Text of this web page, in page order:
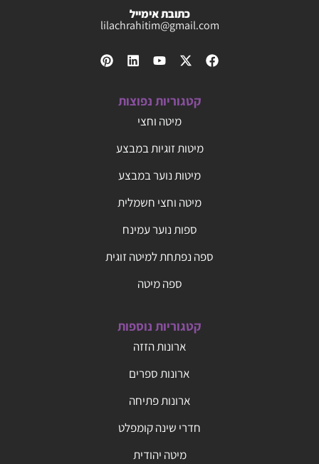
כתובת אימייל
lilachrahitim@gmail.com
קטגוריות נפוצות
מיטה וחצי
מיטות זוגיות במבצע
מיטות נוער במבצע
מיטה וחצי חשמלית
ספות נוער עמינח
ספה נפתחת למיטה זוגית
ספה מיטה
קטגוריות נוספות
ארונות הזזה
ארונות ספרים
ארונות פתיחה
חדרי שינה קומפלט
מיטה יהודית